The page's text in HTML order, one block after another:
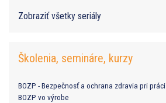
Zobraziť všetky seriály
Školenia, semináre, kurzy
BOZP - Bezpečnosť a ochrana zdravia pri práci
BOZP vo výrobe